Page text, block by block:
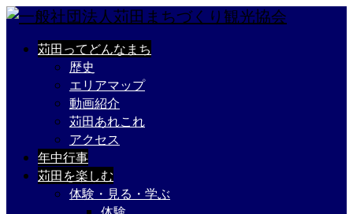
苅田ってどんなまち
歴史
エリアマップ
動画紹介
苅田あれこれ
アクセス
年中行事
苅田を楽しむ
体験・見る・学ぶ